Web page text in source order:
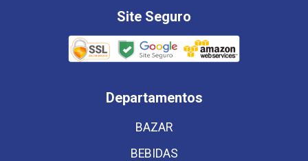
Site Seguro
Departamentos
BAZAR
BEBIDAS